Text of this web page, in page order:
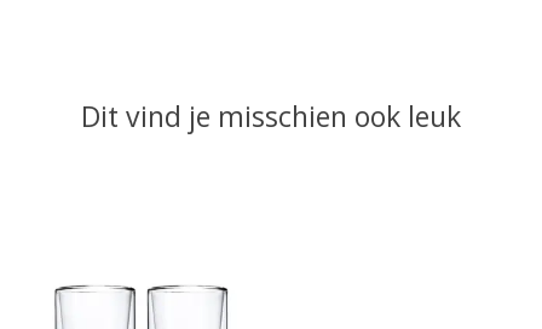
Dit vind je misschien ook leuk